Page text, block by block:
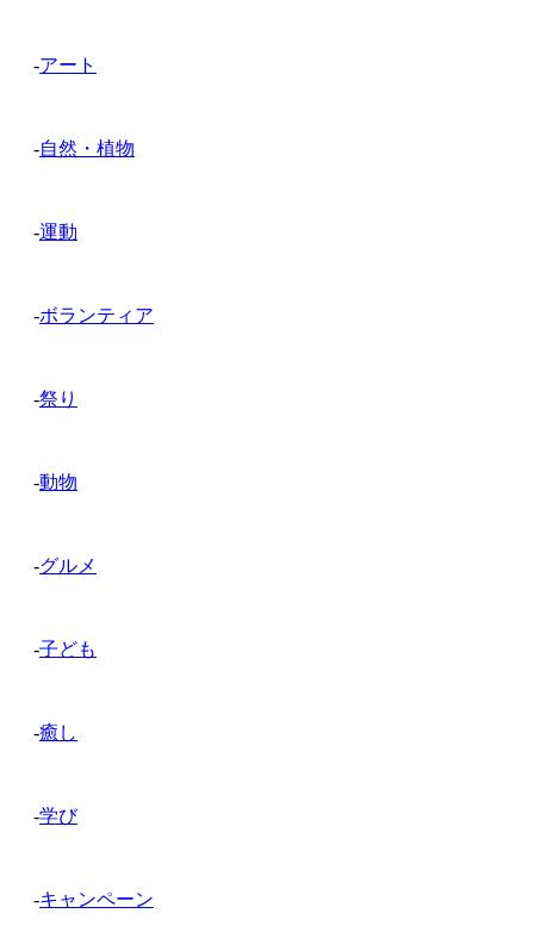
-アート
-自然・植物
-運動
-ボランティア
-祭り
-動物
-グルメ
-子ども
-癒し
-学び
-キャンペーン